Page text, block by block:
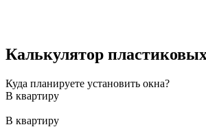
Калькулятор
Куда планируете установить окна?
В квартиру
В квартиру